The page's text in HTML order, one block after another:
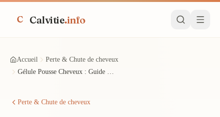
C Calvitie.info
Accueil
Perte & Chute de cheveux
Gélule Pousse Cheveux : Guide 2026
Perte & Chute de cheveux